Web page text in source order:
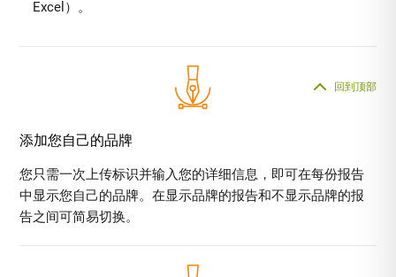
Excel）。
添加您自己的品牌
回到顶部
您只需一次上传标识并输入您的详细信息，即可在每份报告
中显示您自己的品牌。在显示品牌的报告和不显示品牌的报
告之间可简易切换。